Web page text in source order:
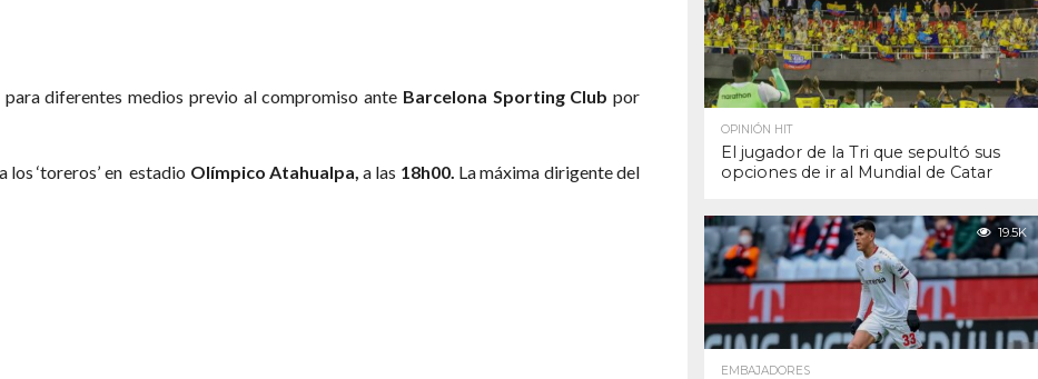
para diferentes medios previo al compromiso ante Barcelona Sporting Club por
‘toreros’ en estadio Olímpico Atahualpa, a las 18h00. La máxima dirigente del
OPINIÓN HIT
El jugador de la Tri que sepultó sus
opciones de ir al Mundial de Catar
19.5K
EMBAJADORES